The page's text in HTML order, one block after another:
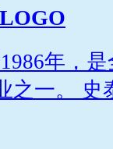
年，
之一。